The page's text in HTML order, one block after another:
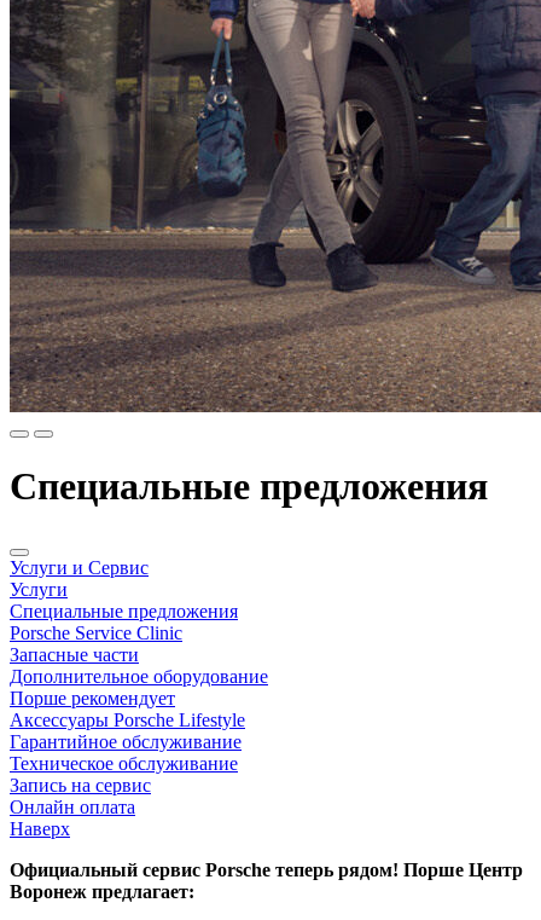
Специальные предложения
Услуги и Сервис
Услуги
Специальные предложения
Porsche Service Clinic
Запасные части
Дополнительное оборудование
Порше рекомендует
Аксессуары Porsche Lifestyle
Гарантийное обслуживание
Техническое обслуживание
Запись на сервис
Онлайн оплата
Наверх
Официальный сервис Porsche теперь рядом! Порше Центр
Воронеж предлагает: